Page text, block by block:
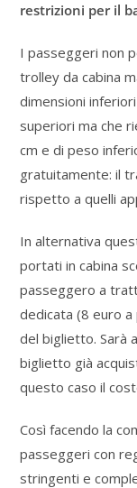
restrizioni per il
I passeggeri non
trolley da cabina
dimensioni
superiori ma che
cm e di peso
gratuitamente: il
rispetto a quelli
In alternativa
portati in cabina
passeggero a
dedicata (8 euro
del biglietto. Sarà
biglietto già
questo caso il
Così facendo la
passeggeri con
stringenti e